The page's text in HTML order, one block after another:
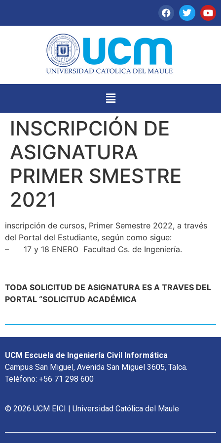
INSCRIPCIÓN DE
ASIGNATURA
PRIMER SMESTRE
2021
inscripción de cursos, Primer Semestre 2022, a través
del Portal del Estudiante, según como sigue:
– 17 y 18 ENERO Facultad Cs. de Ingeniería.
TODA SOLICITUD DE ASIGNATURA ES A TRAVES DEL
PORTAL “SOLICITUD ACADÉMICA
UCM Escuela de Ingeniería Civil Informática
Campus San Miguel, Avenida San Miguel 3605, Talca.
Teléfono: +56 71 298 600
© 2026 UCM EICI | Universidad Católica del Maule